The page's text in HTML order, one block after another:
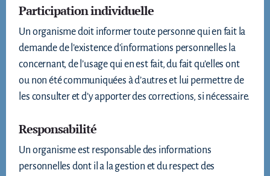
Participation individuelle
Un organisme doit informer toute personne qui en fait la
demande de l’existence d’informations personnelles la
concernant, de l’usage qui en est fait, du fait qu’elles ont
ou non été communiquées à d’autres et lui permettre de
les consulter et d’y apporter des corrections, si nécessaire.
Responsabilité
Un organisme est responsable des informations
personnelles dont il a la gestion et du respect des